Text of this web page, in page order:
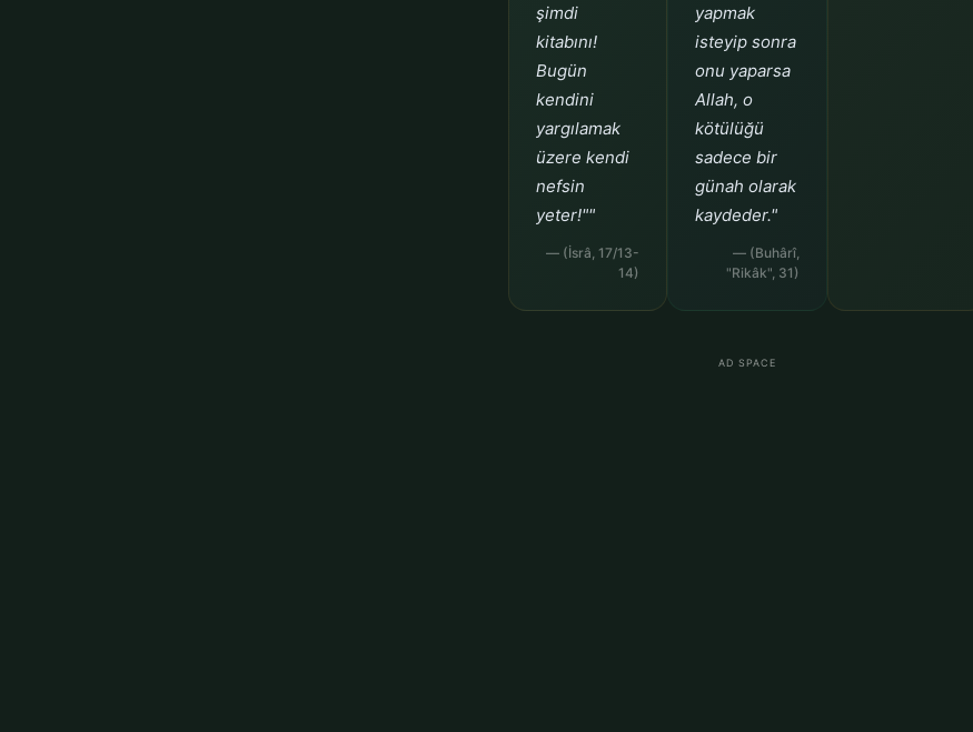
şimdi
kitabını!
Bugün
kendini
yargılamak
üzere kendi
nefsin
yeter!""
— (İsrâ, 17/13-
14)
yapmak
isteyip sonra
onu yaparsa
Allah, o
kötülüğü
sadece bir
günah olarak
kaydeder."
— (Buhârî,
"Rikâk", 31)
AD SPACE